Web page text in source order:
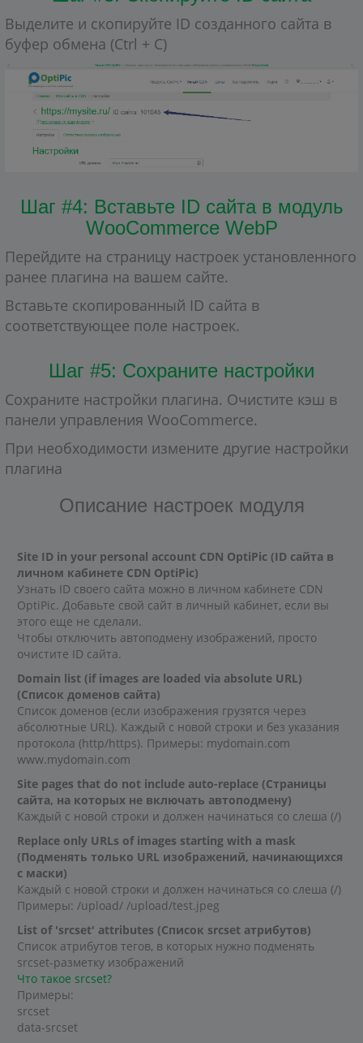
Выделите и скопируйте ID созданного сайта в
буфер обмена (Ctrl + C)
Шаг #4: Вставьте ID сайта в модуль
WooCommerce WebP
Перейдите на страницу настроек установленного
ранее плагина на вашем сайте.
Вставьте скопированный ID сайта в
соответствующее поле настроек.
Шаг #5: Сохраните настройки
Сохраните настройки плагина. Очистите кэш в
панели управления WooCommerce.
При необходимости измените другие настройки
плагина
Описание настроек модуля
Site ID in your personal account CDN OptiPic (ID сайта в
личном кабинете CDN OptiPic)
Узнать ID своего сайта можно в личном кабинете CDN
OptiPic. Добавьте свой сайт в личный кабинет, если вы
этого еще не сделали.
Чтобы отключить автоподмену изображений, просто
очистите ID сайта.
Domain list (if images are loaded via absolute URL)
(Список доменов сайта)
Список доменов (если изображения грузятся через
абсолютные URL). Каждый с новой строки и без указания
протокола (http/https). Примеры: mydomain.com
www.mydomain.com
Site pages that do not include auto-replace (Страницы
сайта, на которых не включать автоподмену)
Каждый с новой строки и должен начинаться со слеша (/)
Replace only URLs of images starting with a mask
(Подменять только URL изображений, начинающихся
с маски)
Каждый с новой строки и должен начинаться со слеша (/)
Примеры: /upload/ /upload/test.jpeg
List of 'srcset' attributes (Список srcset атрибутов)
Список атрибутов тегов, в которых нужно подменять
srcset-разметку изображений
Что такое srcset?
Примеры:
srcset
data-srcset